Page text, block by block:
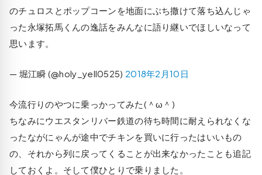
のチュロスとポップコーンを地面にぶち撒けて落ち込んじゃ
った永塚拓馬くんの逸話をみんなに語り継いでほしいなって
思います。
— 堀江瞬 (@holy_yell0525) 2018年2月10日
今流行りのやつに乗っかってみた(＾ω＾)
ちなみにウエスタンリバー鉄道の待ち時間に耐えられなくな
ったながにゃんが途中でチキンを買いに行ったはいいもの
の、それから列に戻ってくることが出来なかったことも追記
しておくよ。そして僕ひとりで乗りました。